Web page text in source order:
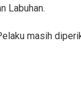
Labuhan.
masih